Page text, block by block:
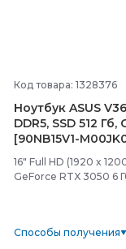
Код товара: 1328376
Ноутбук ASUS
DDR5, SSD 512
[90NB15V1-
16" Full HD (1920 x
GeForce RTX 3050 6
Способы получения